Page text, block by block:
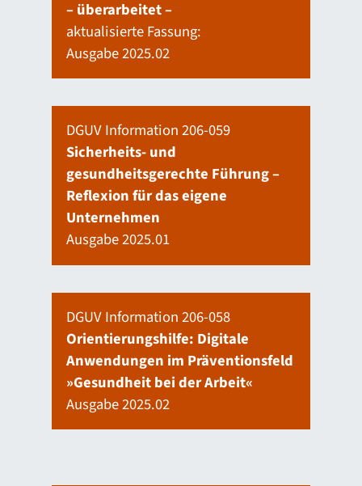
– überarbeitet –
aktualisierte Fassung:
Ausgabe 2025.02
DGUV Information 206-059
Sicherheits- und
gesundheitsgerechte Führung –
Reflexion für das eigene
Unternehmen
Ausgabe 2025.01
DGUV Information 206-058
Orientierungshilfe: Digitale
Anwendungen im Präventionsfeld
»Gesundheit bei der Arbeit«
Ausgabe 2025.02